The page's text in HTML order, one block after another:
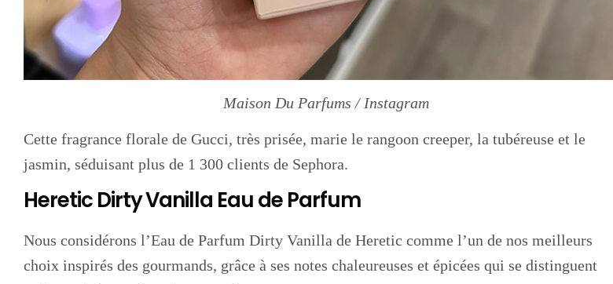
Maison Du Parfums / Instagram
Cette fragrance florale de Gucci, très prisée, marie le rangoon creeper, la tubéreuse et le
jasmin, séduisant plus de 1 300 clients de Sephora.
Heretic Dirty Vanilla Eau de Parfum
Nous considérons l’Eau de Parfum Dirty Vanilla de Heretic comme l’un de nos meilleurs
choix inspirés des gourmands, grâce à ses notes chaleureuses et épicées qui se distinguent